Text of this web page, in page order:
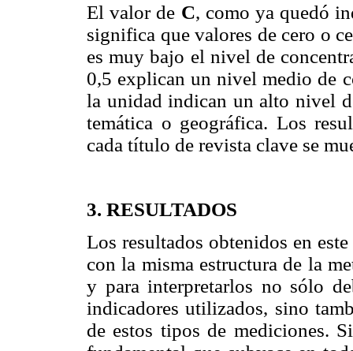
El valor de C, como ya quedó
significa que valores de cero o
es muy bajo el nivel de
0,5 explican un nivel medio de
la unidad indican un alto nivel
temática o geográfica. Los
cada título de revista clave se
3. RESULTADOS
Los resultados obtenidos en
con la misma estructura de la
y para interpretarlos no sólo
indicadores utilizados, sino
de estos tipos de mediciones.